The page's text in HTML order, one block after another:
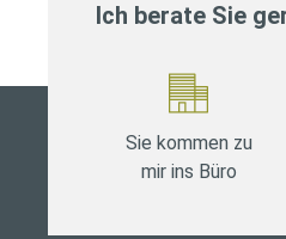
Ich berate Sie
Sie kommen zu
mir ins Büro